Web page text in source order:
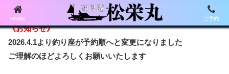
《お知らせ》
2026.4.1より釣り座が予約順へと変更になりました
ご理解のほどよろしくお願いいたします
HOME ご予約